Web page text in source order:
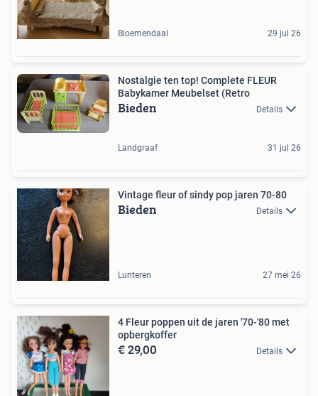
Bloemendaal 29 jul 26
Nostalgie ten top! Complete FLEUR
Babykamer Meubelset (Retro
Bieden Details
Landgraaf 31 jul 26
Vintage fleur of sindy pop jaren 70-80
Bieden Details
Lunteren 27 mei 26
4 Fleur poppen uit de jaren '70-'80 met
opbergkoffer
€ 29,00 Details